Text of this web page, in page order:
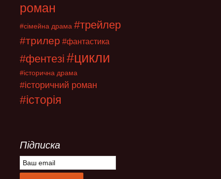
роман
#сімейна драма #трейлер
#трилер #фантастика
#фентезі #цикли
#історична драма
#історичний роман
#історія
Підписка
E
m